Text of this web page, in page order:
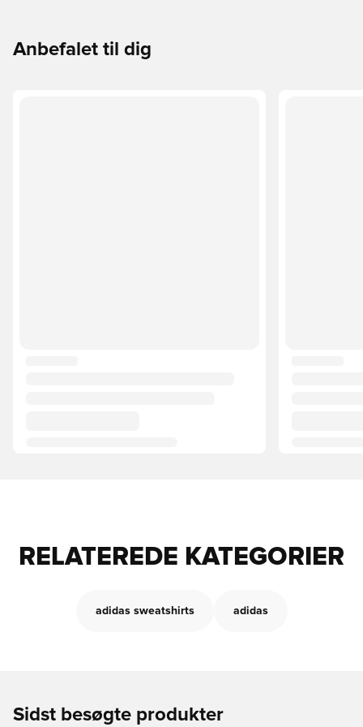
Anbefalet til dig
RELATEREDE KATEGORIER
adidas sweatshirts adidas
Sidst besøgte produkter